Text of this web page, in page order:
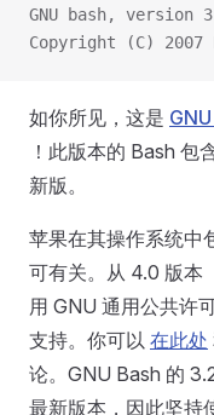
GNU bash, version
Copyright (C) 2007
如你所见，这是
！此版本的 Bash 包
新版。
苹果在其操作系统中
可有关。从 4.0 版本
用 GNU 通用公共许
支持。你可以 在此处
论。GNU Bash 的
最新版本，因此坚持